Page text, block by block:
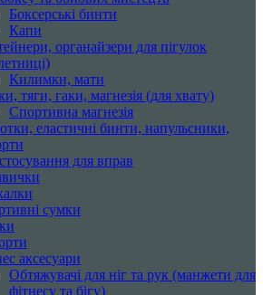
Боксерські бинти
Капи
органайзери для пігулок
Килимки, мати
тяги, гаки, магнезія (для хвату)
Спортивна магнезія
еластичні бинти, напульсники,
для вправ
сумки
аксесуари
Обтяжувачі для ніг та рук (манжети для
фітнесу та бігу)